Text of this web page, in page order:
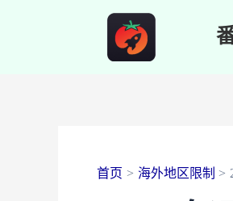
首页 海外地区限制